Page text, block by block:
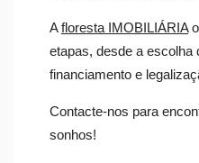
Afloresta IMOBILIÁRIA
etapas, desde a escolha
financiamento e
Contacte-nos para
sonhos!